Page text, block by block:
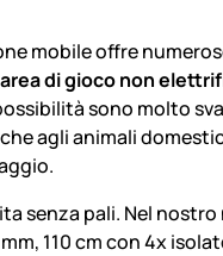
mobile offre
area di gioco non
sono molto
agli animali
senza pali. Nel
110 cm con 4x